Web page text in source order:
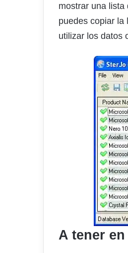
mostrar una lista
puedes copiar la
utilizar los datos
A tener